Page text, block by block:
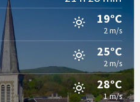
19°C
2 m/s
25°C
2 m/s
28°C
1 m/s